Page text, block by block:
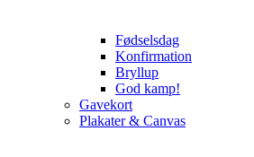
Fødselsdag
Konfirmation
Bryllup
God kamp!
Gavekort
Plakater & Canvas